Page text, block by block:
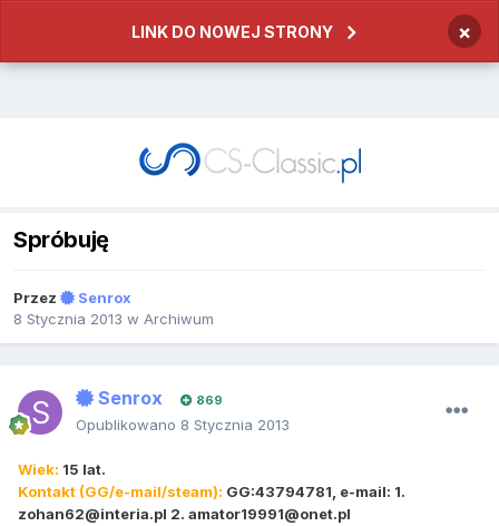
LINK DO NOWEJ STRONY ×
Spróbuję
Przez
Senrox
8 Stycznia 2013 w Archiwum
Senrox 869
Opublikowano 8 Stycznia 2013
Wiek: 15 lat.
Kontakt (GG/e-mail/steam): GG:43794781, e-mail: 1.
zohan62@interia.pl 2. amator19991@onet.pl